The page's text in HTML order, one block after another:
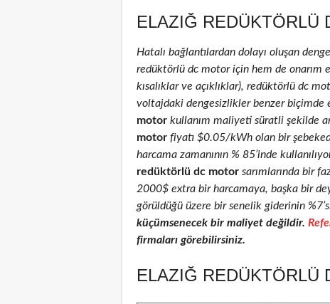
ELAZIĞ REDÜKTÖRLÜ
Hatalı bağlantılardan dolayı oluşan
redüktörlü dc motor için hem de onarım
kısalıklar ve açıklıklar), redüktörlü dc
voltajdaki dengesizlikler benzer
motor kullanım maliyeti süratli şekilde
motor fiyatı $0.05/kWh olan bir
harcama zamanının % 85’inde
redüktörlü dc motor sarımlarında bir
2000$ extra bir harcamaya, başka bir
görüldüğü üzere bir senelik giderinin
küçümsenecek bir maliyet değildir.
firmaları görebilirsiniz.
ELAZIĞ REDÜKTÖRLÜ